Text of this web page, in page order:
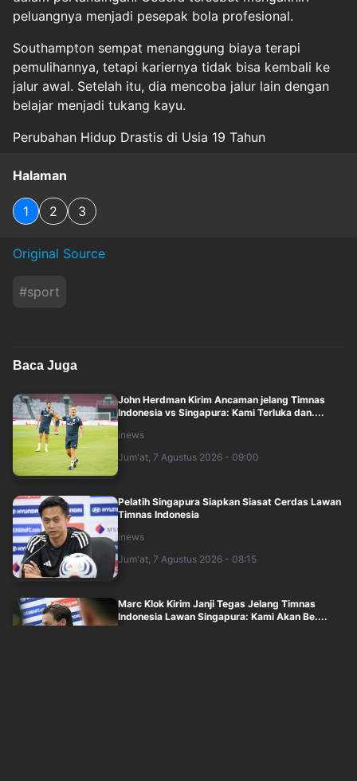
peluangnya menjadi pesepak bola profesional.
Southampton sempat menanggung biaya terapi
pemulihannya, tetapi kariernya tidak bisa kembali ke
jalur awal. Setelah itu, dia mencoba jalur lain dengan
belajar menjadi tukang kayu.
Perubahan Hidup Drastis di Usia 19 Tahun
Halaman
1 2 3
Original Source
#sport
Baca Juga
John Herdman Kirim Ancaman jelang Timnas
Indonesia vs Singapura: Kami Terluka dan....
inews
Jum'at, 7 Agustus 2026 - 09:00
Pelatih Singapura Siapkan Siasat Cerdas Lawan
Timnas Indonesia
inews
Jum'at, 7 Agustus 2026 - 08:15
Marc Klok Kirim Janji Tegas Jelang Timnas
Indonesia Lawan Singapura: Kami Akan Be....